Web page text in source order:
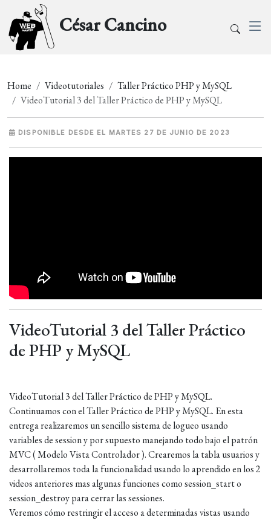
César Cancino
Home Videotutoriales
Taller Práctico PHP y MySQL
VideoTutorial 3 del Taller Práctico de PHP y MySQL
DISPONIBLE DESDE EL MARTES 27 DE JUNIO DE 2023
VideoTutorial 3 del Taller Práctico
de PHP y MySQL
VideoTutorial 3 del Taller Práctico de PHP y MySQL.
Continuamos con el Taller Práctico de PHP y MySQL. En esta
entrega realizaremos un sencillo sistema de logueo usando
variables de session y por supuesto manejando todo bajo el patrón
MVC ( Modelo Vista Controlador ). Crearemos la tabla usuarios y
desarrollaremos toda la funcionalidad usando lo aprendido en los 2
videos anteriores mas algunas funciones como session_start o
session_destroy para cerrar las sessiones.
Veremos cómo restringir el acceso a determinadas vistas usando